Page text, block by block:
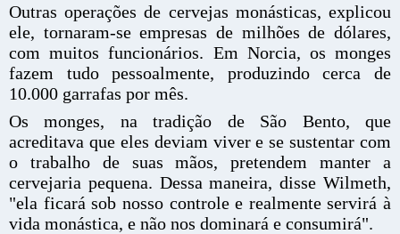
Outras operações de cervejas monásticas, explicou
ele, tornaram-se empresas de milhões de dólares,
com muitos funcionários. Em Norcia, os monges
fazem tudo pessoalmente, produzindo cerca de
10.000 garrafas por mês.
Os monges, na tradição de São Bento, que
acreditava que eles deviam viver e se sustentar com
o trabalho de suas mãos, pretendem manter a
cervejaria pequena. Dessa maneira, disse Wilmeth,
"ela ficará sob nosso controle e realmente servirá à
vida monástica, e não nos dominará e consumirá".